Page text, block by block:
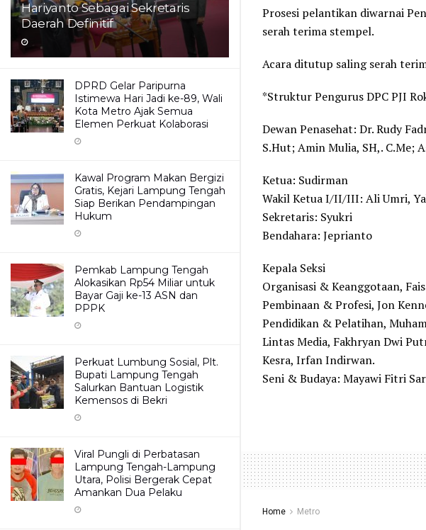
Hariyanto Sebagai Sekretaris
Daerah Definitif
DPRD Gelar Paripurna
Istimewa Hari Jadi ke-89, Wali
Kota Metro Ajak Semua
Elemen Perkuat Kolaborasi
Kawal Program Makan Bergizi
Gratis, Kejari Lampung Tengah
Siap Berikan Pendampingan
Hukum
Pemkab Lampung Tengah
Alokasikan Rp54 Miliar untuk
Bayar Gaji ke-13 ASN dan
PPPK
Perkuat Lumbung Sosial, Plt.
Bupati Lampung Tengah
Salurkan Bantuan Logistik
Kemensos di Bekri
Viral Pungli di Perbatasan
Lampung Tengah-Lampung
Utara, Polisi Bergerak Cepat
Amankan Dua Pelaku
Prosesi pelantikan diwarnai
serah terima stempel.
Acara ditutup saling serah
*Struktur Pengurus DPC PJI
Dewan Penasehat: Dr. Rudy
S.Hut; Amin Mulia, SH,. C.Me;
Ketua: Sudirman
Wakil Ketua I/II/III: Ali Umri,
Sekretaris: Syukri
Bendahara: Jeprianto
Kepala Seksi
Organisasi & Keanggotaan,
Pembinaan & Profesi, Jon
Pendidikan & Pelatihan,
Lintas Media, Fakhryan Dwi
Kesra, Irfan Indirwan.
Seni & Budaya: Mayawi Fitri
Home Metro